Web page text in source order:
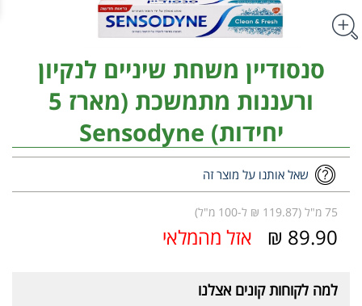
סנסודיין משחת שיניים לנקיון
ורעננות מתמשכת (מארז 5
יחידות) Sensodyne
שאל אותנו על מוצר זה
75 מ"ל (119.87 ₪ ל-100 מ"ל)
89.90 ₪ אזל מהמלאי
למה לקוחות קונים אצלנו